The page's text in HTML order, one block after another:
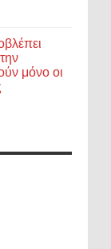
μόνο οι